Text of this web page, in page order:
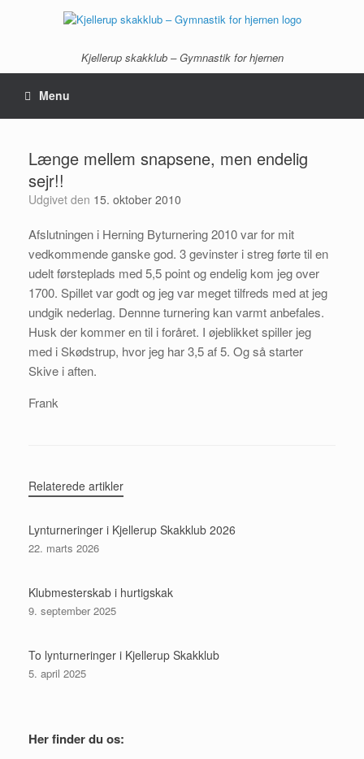
Kjellerup skakklub – Gymnastik for hjernen
Menu
Længe mellem snapsene, men endelig
sejr!!
Udgivet den 15. oktober 2010
Afslutningen i Herning Byturnering 2010 var for mit
vedkommende ganske god. 3 gevinster i streg førte til en
udelt førsteplads med 5,5 point og endelig kom jeg over
1700. Spillet var godt og jeg var meget tilfreds med at jeg
undgik nederlag. Dennne turnering kan varmt anbefales.
Husk der kommer en til i foråret. I øjeblikket spiller jeg
med i Skødstrup, hvor jeg har 3,5 af 5. Og så starter
Skive i aften.
Frank
Relaterede artikler
Lynturneringer i Kjellerup Skakklub 2026
22. marts 2026
Klubmesterskab i hurtigskak
9. september 2025
To lynturneringer i Kjellerup Skakklub
5. april 2025
Her finder du os: